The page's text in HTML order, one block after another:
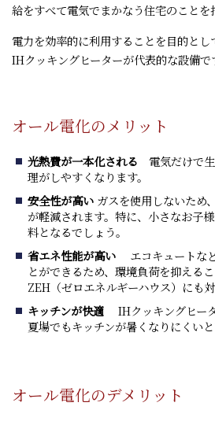
給をすべて電気でまかなう住宅のことを
電力を効率的に利用することを目的と
IHクッキングヒーターが代表的な設備で
オール電化のメリット
光熱費が一本化される 電気だけで
理がしやすくなります。
安全性が高い ガスを使用しないため
が軽減されます。特に、小さなお子
料となるでしょう。
省エネ性能が高い
エコキュートな
とができるため、環境負荷を抑えるこ
ZEH（ゼロエネルギーハウス）にも
キッチンが快適 IHクッキングヒー
夏場でもキッチンが暑くなりにくい
オール電化のデメリット